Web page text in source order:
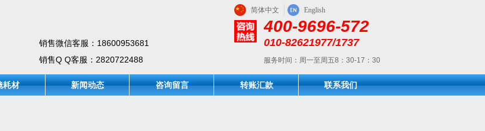
400-9696-572
010-82621977/1737
服务时间：周一至周五8：30-17：30
耗材 新闻动态 咨询留言 转账汇款 联系我们
简体中文 English
销售微信客服：18600953681
销售Q Q客服：2820722488